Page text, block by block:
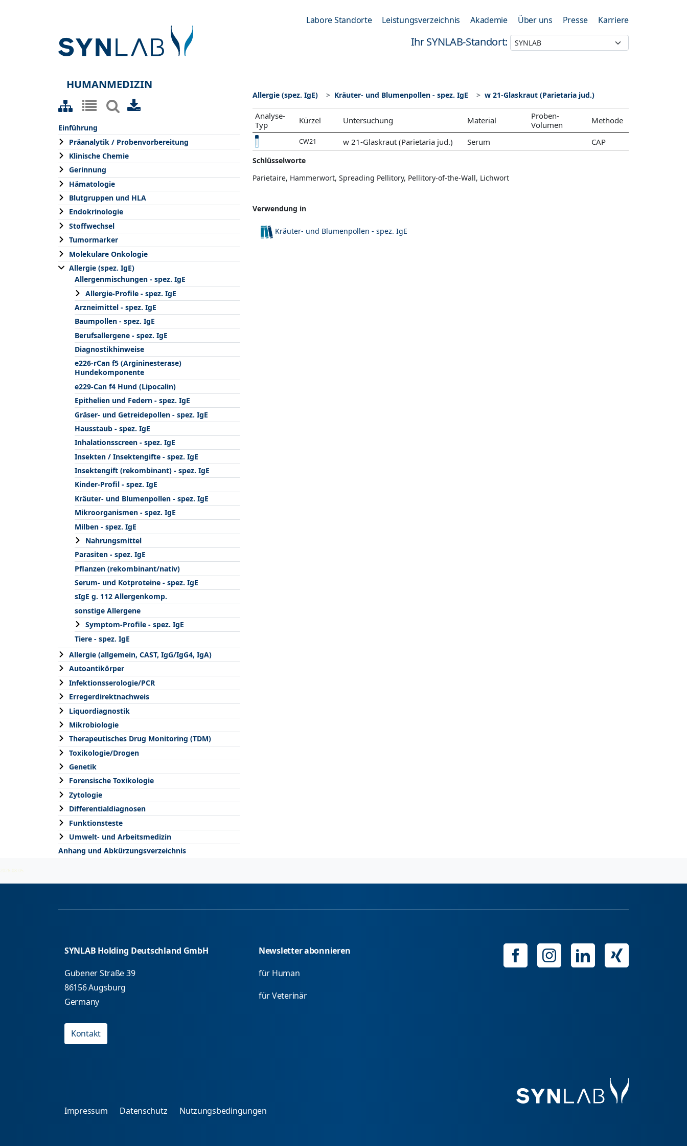
Labore Standorte Leistungsverzeichnis Akademie Über uns Presse Karriere
Ihr SYNLAB-Standort:
HUMANMEDIZIN
Einführung
Präanalytik / Probenvorbereitung
Klinische Chemie
Gerinnung
Hämatologie
Blutgruppen und HLA
Endokrinologie
Stoffwechsel
Tumormarker
Molekulare Onkologie
Allergie (spez. IgE)
Allergenmischungen - spez. IgE
Allergie-Profile - spez. IgE
Arzneimittel - spez. IgE
Baumpollen - spez. IgE
Berufsallergene - spez. IgE
Diagnostikhinweise
e226-rCan f5 (Argininesterase)
Hundekomponente
e229-Can f4 Hund (Lipocalin)
Epithelien und Federn - spez. IgE
Gräser- und Getreidepollen - spez. IgE
Hausstaub - spez. IgE
Inhalationsscreen - spez. IgE
Insekten / Insektengifte - spez. IgE
Insektengift (rekombinant) - spez. IgE
Kinder-Profil - spez. IgE
Kräuter- und Blumenpollen - spez. IgE
Mikroorganismen - spez. IgE
Milben - spez. IgE
Nahrungsmittel
Parasiten - spez. IgE
Pflanzen (rekombinant/nativ)
Serum- und Kotproteine - spez. IgE
sIgE g. 112 Allergenkomp.
sonstige Allergene
Symptom-Profile - spez. IgE
Tiere - spez. IgE
Allergie (allgemein, CAST, IgG/IgG4, IgA)
Autoantikörper
Infektionsserologie/PCR
Erregerdirektnachweis
Liquordiagnostik
Mikrobiologie
Therapeutisches Drug Monitoring (TDM)
Toxikologie/Drogen
Genetik
Forensische Toxikologie
Zytologie
Differentialdiagnosen
Funktionsteste
Umwelt- und Arbeitsmedizin
Anhang und Abkürzungsverzeichnis
Allergie (spez. IgE) Kräuter- und Blumenpollen - spez. IgE w 21-Glaskraut (Parietaria jud.)
Analyse-
Typ
Kürzel Untersuchung Material
Proben-
Volumen
Methode
CW21 w 21-Glaskraut (Parietaria jud.) Serum CAP
Schlüsselworte
Parietaire, Hammerwort, Spreading Pellitory, Pellitory-of-the-Wall, Lichwort
Verwendung in
Kräuter- und Blumenpollen - spez. IgE
2026-08-05
SYNLAB Holding Deutschland GmbH
Gubener Straße 39
86156 Augsburg
Germany
Kontakt
Newsletter abonnieren
für Human
für Veterinär
Impressum Datenschutz Nutzungsbedingungen